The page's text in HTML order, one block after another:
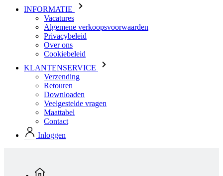
INFORMATIE
Vacatures
Algemene verkoopsvoorwaarden
Privacybeleid
Over ons
Cookiebeleid
KLANTENSERVICE
Verzending
Retouren
Downloaden
Veelgestelde vragen
Maattabel
Contact
Inloggen